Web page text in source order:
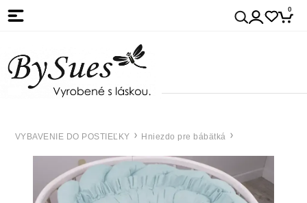
0
VYBAVENIE DO POSTIEĽKY Hniezdo pre bábätká